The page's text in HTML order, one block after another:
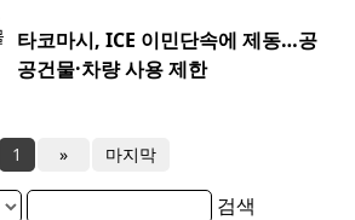
타코마시, ICE 이민단속에 제동…공
공건물·차량 사용 제한
1 » 마지막
검색